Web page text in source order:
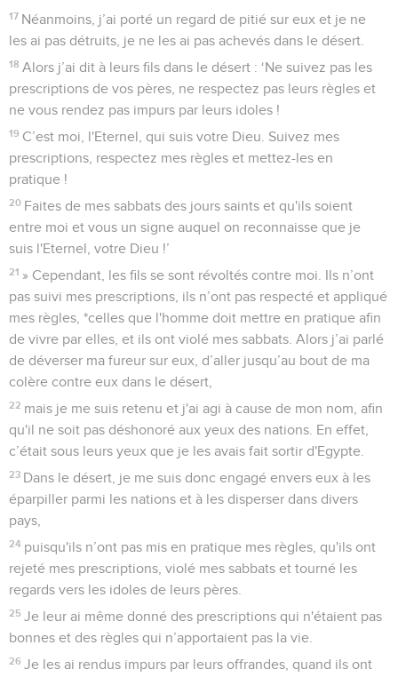
17 Néanmoins, j’ai porté un regard de pitié sur eux et je ne
les ai pas détruits, je ne les ai pas achevés dans le désert.
18 Alors j’ai dit à leurs fils dans le désert : ‘Ne suivez pas les
prescriptions de vos pères, ne respectez pas leurs règles et
ne vous rendez pas impurs par leurs idoles !
19 C’est moi, l'Eternel, qui suis votre Dieu. Suivez mes
prescriptions, respectez mes règles et mettez-les en
pratique !
20 Faites de mes sabbats des jours saints et qu'ils soient
entre moi et vous un signe auquel on reconnaisse que je
suis l'Eternel, votre Dieu !’
21 » Cependant, les fils se sont révoltés contre moi. Ils n’ont
pas suivi mes prescriptions, ils n’ont pas respecté et appliqué
mes règles, *celles que l'homme doit mettre en pratique afin
de vivre par elles, et ils ont violé mes sabbats. Alors j’ai parlé
de déverser ma fureur sur eux, d’aller jusqu’au bout de ma
colère contre eux dans le désert,
22 mais je me suis retenu et j'ai agi à cause de mon nom, afin
qu'il ne soit pas déshonoré aux yeux des nations. En effet,
c’était sous leurs yeux que je les avais fait sortir d'Egypte.
23 Dans le désert, je me suis donc engagé envers eux à les
éparpiller parmi les nations et à les disperser dans divers
pays,
24 puisqu'ils n’ont pas mis en pratique mes règles, qu'ils ont
rejeté mes prescriptions, violé mes sabbats et tourné les
regards vers les idoles de leurs pères.
25 Je leur ai même donné des prescriptions qui n'étaient pas
bonnes et des règles qui n’apportaient pas la vie.
26 Je les ai rendus impurs par leurs offrandes, quand ils ont